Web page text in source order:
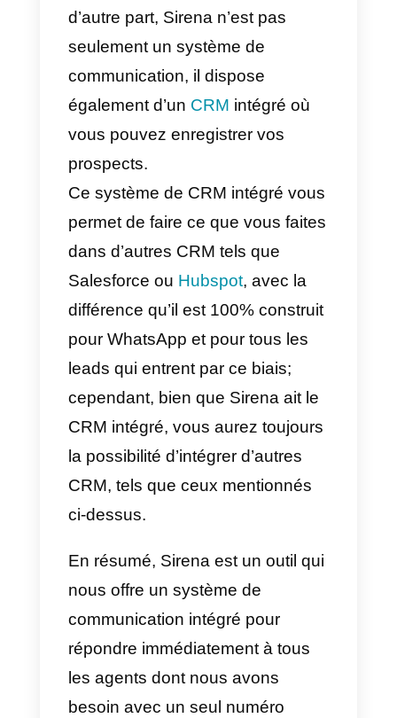
Il est important de rappeler que
Sirena a mis en place des
systèmes de sécurité qui
assurent le traitement, en toute
sécurité, de toutes les pistes
entrantes. Son système est basé
sur le cloud, de sorte que vous
disposerez de toutes les
informations exactement quand
vous en aurez besoin. Son
système est construit sur le web
et vous pouvez simplement vous
connecter avec un nom
d’autre part, Sirena n’est pas
seulement un système de
communication, il dispose
également d’unCRM